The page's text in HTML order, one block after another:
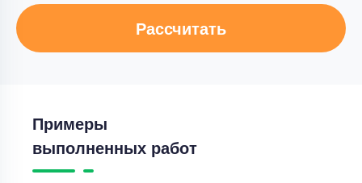
Рассчитать
Примеры
выполненных работ